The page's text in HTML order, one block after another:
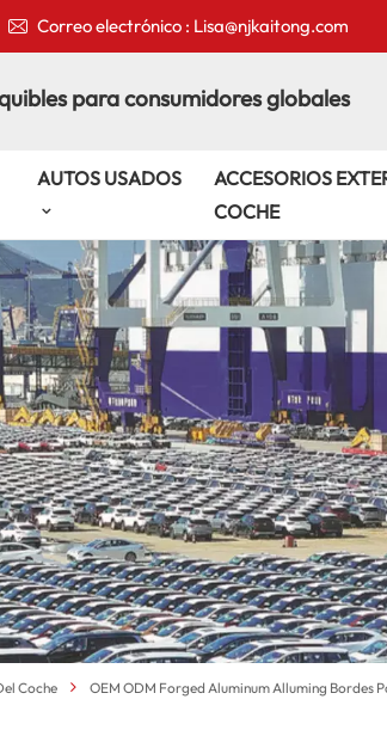
Correo electrónico : Lisa@njkaitong.com
para consumidores globales
AUTOS USADOS
ACCESORIOS
COCHE
Coche OEM ODM Forged Aluminum Alluming Bordes